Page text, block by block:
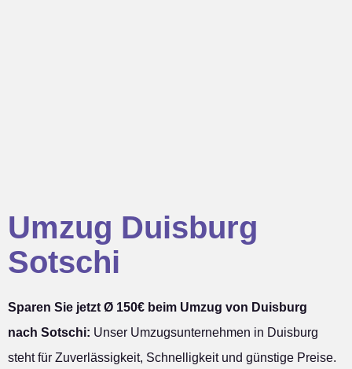
Umzug Duisburg
Sotschi
Sparen Sie jetzt Ø 150€ beim Umzug von Duisburg
nach Sotschi: Unser Umzugsunternehmen in Duisburg
steht für Zuverlässigkeit, Schnelligkeit und günstige Preise.